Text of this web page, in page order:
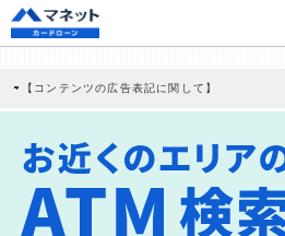
【コンテンツの広告表記に関して】
社に対して企業から紹介報酬が支払われるとい
商品を根拠なくPRするものではなく、当編集部
どに基づき、公平性を担保した情報提供を行って
>提携企業一覧